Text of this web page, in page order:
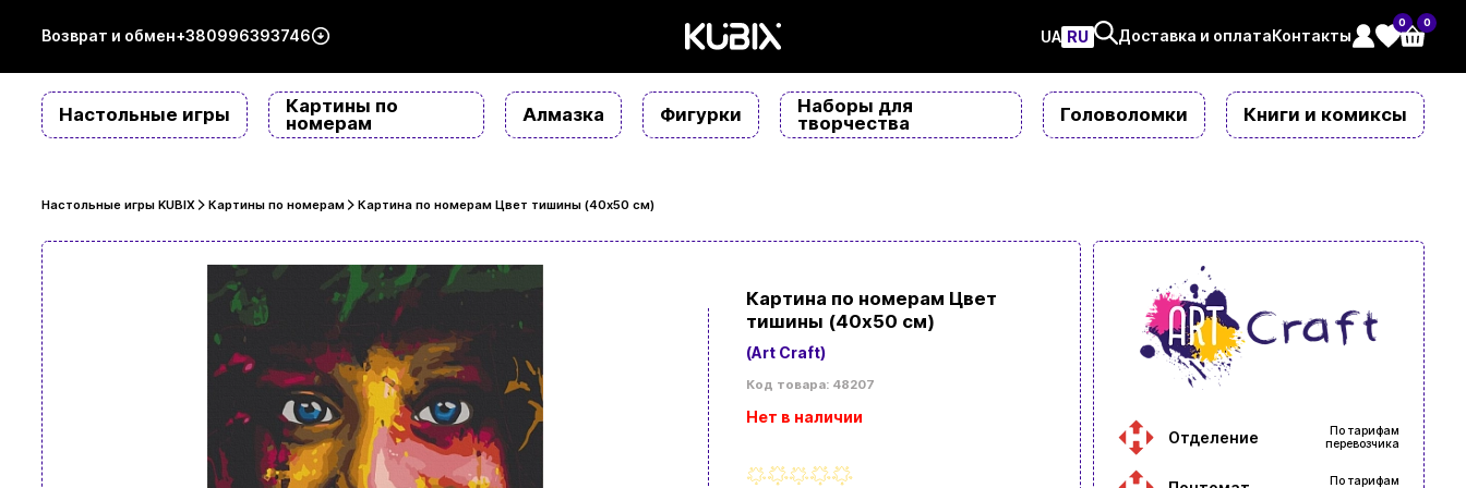
Возврат и обмен+380996393746 UAㅤ RU Доставка и оплатаКонтакты
0 0
Настольные игры
Картины по
номерам
Алмазка Фигурки
Наборы для
творчества
Головоломки Книги и комиксы
Настольные игры KUBIX Картины по номерам Картина по номерам Цвет тишины (40х50 см)
Картина по номерам Цвет
тишины (40х50 см)
(Art Craft)
Код товара: 48207
Нет в наличии
Отделение
По тарифам
перевозчика
По тарифам